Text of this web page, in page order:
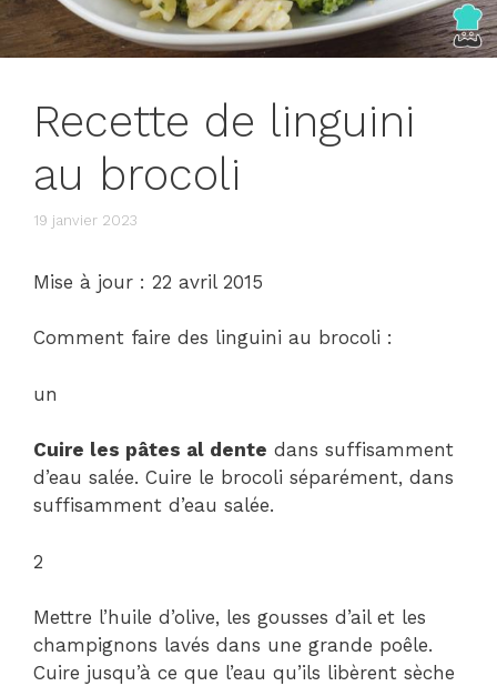
Recette de linguini
au brocoli
19 janvier 2023
Mise à jour : 22 avril 2015
Comment faire des linguini au brocoli :
un
Cuire les pâtes al dente dans suffisamment
d’eau salée. Cuire le brocoli séparément, dans
suffisamment d’eau salée.
2
Mettre l’huile d’olive, les gousses d’ail et les
champignons lavés dans une grande poêle.
Cuire jusqu’à ce que l’eau qu’ils libèrent sèche